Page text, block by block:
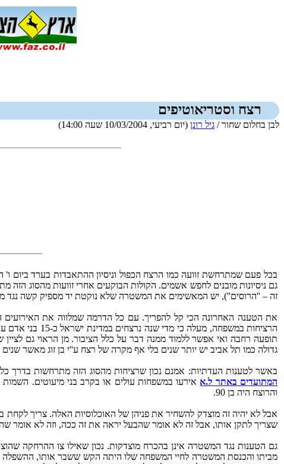
רצח וסטריאוטיפים
לבן בחלום שחור / גיל רונן (יום רביעי, 10/03/2004 שעה 14:00)
בכל פעם שמתרחשת זוועה כמו הרצח הכפול וניסיון ההתאבדות בערד ביום
גם ניסיונות מובנים לחפש אשמים. הקולות הבוקעים אחרי זוועות מהסוג
זה – ''הרוסים''), יש המאשימים את המשטרה שלא נוקטת יד מספיק קשה נגד
את הטענה האחרונה הכי קל להפריך. עם כל הדרמה שמלווה את האירועים
גדולה כמו תל אביב יש יותר שנים בלי אף מקרה של רצח ע''י בן זוג מאשר
באשר לטענות העדתיות: אמנם נכון שרציחות מהסוג הזה מתרחשות בדרך כלל באוכלוסיות שמיקומן בסולם
המתועדים באתר ל.א אירעו במשפחות עולים או בקרב בני מיעוטים.
והרוצח היה בן 90.
אבל לא יהיה זה מוצדק להשחיר את פניהן של האוכלוסיות האלה. צריך לקחת
שצריך לתקן אותו, אבל זה לא אומר שהבעל יראה את זה ככה, וזה לא אומר
גם הטענות נגד המשטרה אינן בהכרח מוצדקות. נכון שאילו צו ההרחקה
מביתו והכנסת המשטרה לחיי המשפחה שלו היתה הקש ששבר אותו, ההשפלה